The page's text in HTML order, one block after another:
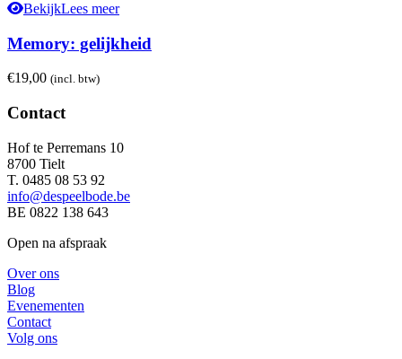
BekijkLees meer
Memory: gelijkheid
€19,00 (incl. btw)
Contact
Hof te Perremans 10
8700 Tielt
T. 0485 08 53 92
info@despeelbode.be
BE 0822 138 643
Open na afspraak
Over ons
Blog
Evenementen
Contact
Volg ons